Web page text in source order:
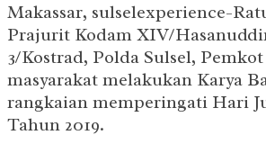
Makassar, sulselexperience-
Prajurit Kodam XIV/
3/Kostrad, Polda Sulsel,
masyarakat melakukan Karya
rangkaian memperingati Hari
Tahun 2019.